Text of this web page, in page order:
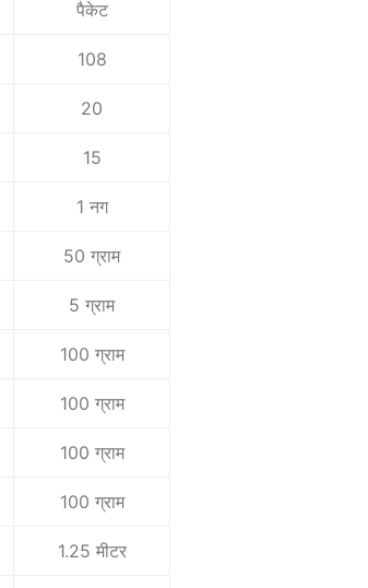
पैकेट
108
20
15
1 नग
50 ग्राम
5 ग्राम
100 ग्राम
100 ग्राम
100 ग्राम
100 ग्राम
1.25 मीटर